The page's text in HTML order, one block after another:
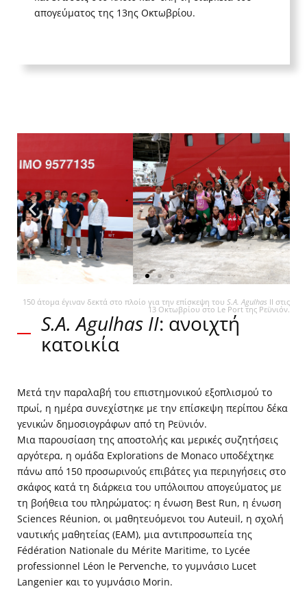
απογεύματος της 13ης Οκτωβρίου.
S.A. Agulhas II: ανοιχτή
κατοικία
Μετά την παραλαβή του επιστημονικού εξοπλισμού το
πρωί, η ημέρα συνεχίστηκε με την επίσκεψη περίπου δέκα
γενικών δημοσιογράφων από τη Ρεϋνιόν.
Μια παρουσίαση της αποστολής και μερικές συζητήσεις
αργότερα, η ομάδα Explorations de Monaco υποδέχτηκε
πάνω από 150 προσωρινούς επιβάτες για περιηγήσεις στο
σκάφος κατά τη διάρκεια του υπόλοιπου απογεύματος με
τη βοήθεια του πληρώματος: η ένωση Best Run, η ένωση
Sciences Réunion, οι μαθητευόμενοι του Auteuil, η σχολή
ναυτικής μαθητείας (EAM), μια αντιπροσωπεία της
Fédération Nationale du Mérite Maritime, το Lycée
professionnel Léon le Pervenche, το γυμνάσιο Lucet
Langenier και το γυμνάσιο Morin.
Τάξη 6ème του Collège Morin του M.
La Réunion©Didier
Théron_MonacoExplorations
150 άτομα έγιναν δεκτά στο πλοίο για την επίσκεψη του S.A. Agulhas II στις
13 Οκτωβρίου στο Le Port της Ρεϋνιόν.